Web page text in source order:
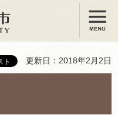
メニュー
更新日：2018年2月2日